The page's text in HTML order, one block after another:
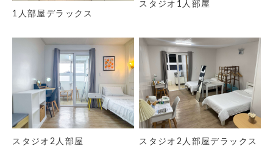
1人部屋デラックス
スタジオ1人部屋
スタジオ2人部屋 スタジオ2人部屋デラックス